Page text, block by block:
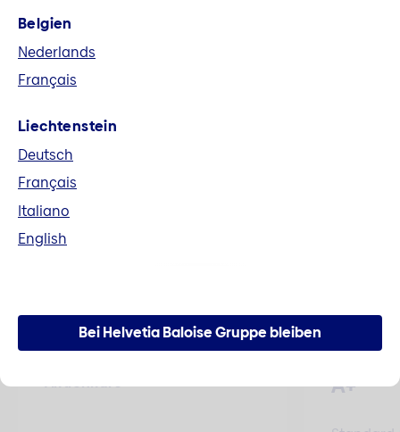
Fusion Helvetia und Baloise
Alle Unterlagen im Zusammenhang mit der
hier heruntergeladen werden.
Zahlen und Fakten
Aktienkurs A+
Belgien
Nederlands
Français
Liechtenstein
Deutsch
Français
Italiano
English
Bei Helvetia Baloise Gruppe bleiben